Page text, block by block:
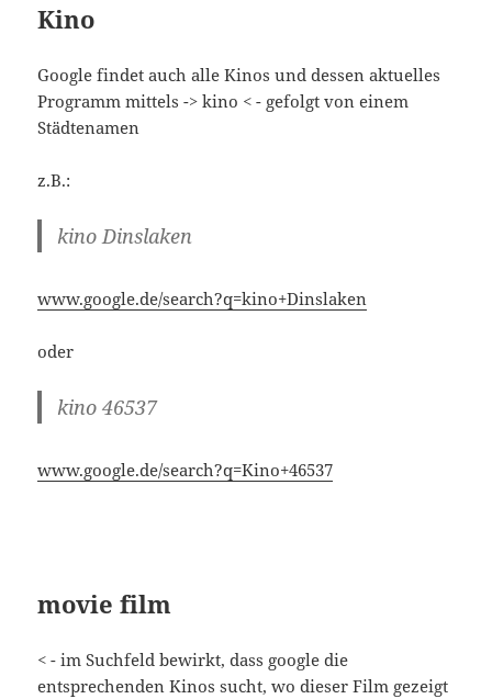
Kino
Google findet auch alle Kinos und dessen aktuelles
Programm mittels -> kino < - gefolgt von einem
Städtenamen
z.B.:
kino Dinslaken
www.google.de/search?q=kino+Dinslaken
oder
kino 46537
www.google.de/search?q=Kino+46537
movie film
< - im Suchfeld bewirkt, dass google die
entsprechenden Kinos sucht, wo dieser Film gezeigt